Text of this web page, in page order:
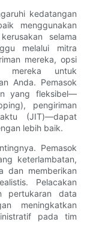
kedatangan
menggunakan
selama
melalui mitra
mereka, opsi
mereka untuk
Anda. Pemasok
yang fleksibel—
pengiriman
(JIT)—dapat
lebih baik.
Pemasok
keterlambatan,
dan memberikan
Pelacakan
pertukaran data
meningkatkan
pada tim